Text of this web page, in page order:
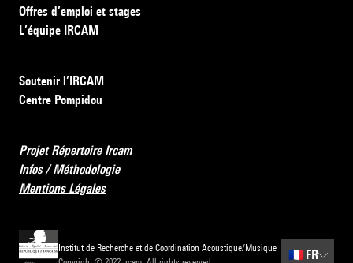
Offres d’emploi et stages
L’équipe IRCAM
Soutenir l’IRCAM
Centre Pompidou
Projet Répertoire Ircam
Infos / Méthodologie
Mentions Légales
Institut de Recherche et de Coordination Acoustique/Musique
🇫🇷 FR